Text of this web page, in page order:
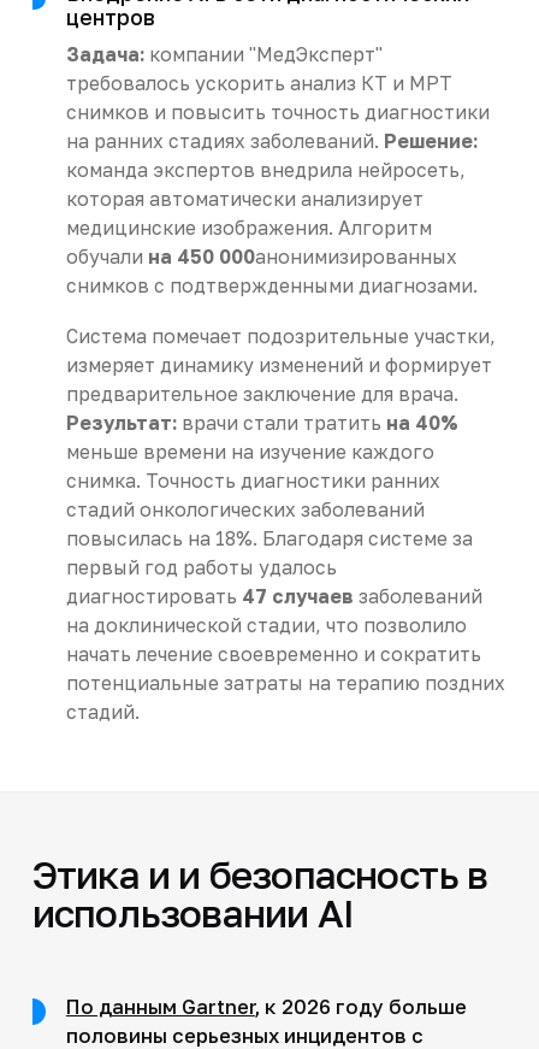
центров
Задача:компании "МедЭксперт"
требовалось ускорить анализ КТ и МРТ
снимков и повысить точность диагностики
на ранних стадиях заболеваний. Решение:
команда экспертов внедрила нейросеть,
которая автоматически анализирует
медицинские изображения. Алгоритм
обучали на 450 000анонимизированных
снимков с подтвержденными диагнозами.
Система помечает подозрительные участки,
измеряет динамику изменений и формирует
предварительное заключение для врача.
Результат:врачи стали тратить на 40%
меньше времени на изучение каждого
снимка. Точность диагностики ранних
стадий онкологических заболеваний
повысилась на 18%. Благодаря системе за
первый год работы удалось
диагностировать 47 случаев заболеваний
на доклинической стадии, что позволило
начать лечение своевременно и сократить
потенциальные затраты на терапию поздних
стадий.
Этика и и безопасность в
использовании AI
По данным Gartner, к 2026 году больше
половины серьезных инцидентов с